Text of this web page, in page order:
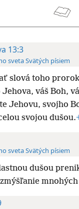
13:3
sveta Svätých písiem
slová toho
Jehova, váš Boh,
Jehovu, svojho
svojou dušou.
sveta Svätých písiem
dušou
mnohých